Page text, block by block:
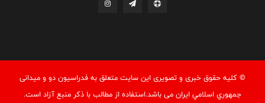
© کليه حقوق خبری و تصويری اين سايت متعلق به فدراسيون دو و میدانی
جمهوري اسلامي ايران می باشد.استفاده از مطالب با ذكر منبع آزاد است.